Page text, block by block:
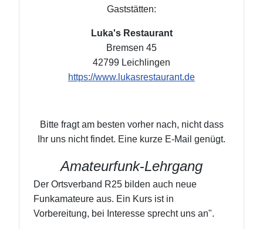
Gaststätten:
Luka's Restaurant
Bremsen 45
42799 Leichlingen
https://www.lukasrestaurant.de
Bitte fragt am besten vorher nach, nicht dass
Ihr uns nicht findet. Eine kurze E-Mail genügt.
Amateurfunk-Lehrgang
Der Ortsverband R25 bilden auch neue
Funkamateure aus. Ein Kurs ist in
Vorbereitung, bei Interesse sprecht uns an".